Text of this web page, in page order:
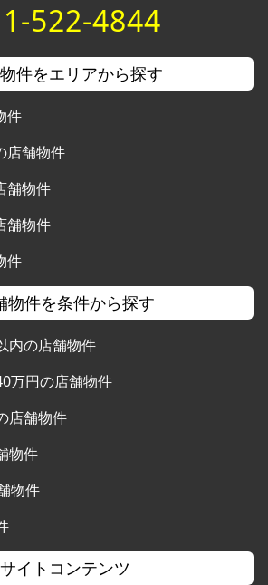
522-4844
件をエリアから探す
件
店舗物件
舗物件
舗物件
件
物件を条件から探す
内の店舗物件
万円の店舗物件
店舗物件
物件
物件
サイトコンテンツ